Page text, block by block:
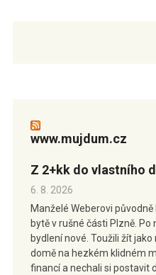
www.mujdum.cz
Z 2+kk do vlastního
6. 8. 2026
Manželé Weberovi
bytě v rušné části Plzně.
bydlení nové. Toužili žít
domě na hezkém klidném
financí a nechali si postavit